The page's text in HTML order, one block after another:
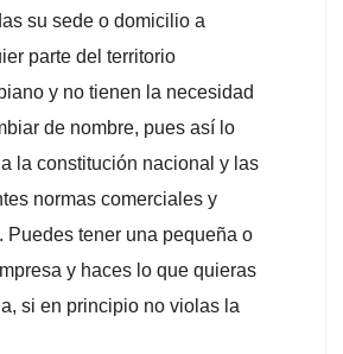
su sede o domicilio a
parte del territorio
y no tienen la necesidad
de nombre, pues así lo
la constitución nacional y las
normas comerciales y
Puedes tener una pequeña o
y haces lo que quieras
si en principio no violas la